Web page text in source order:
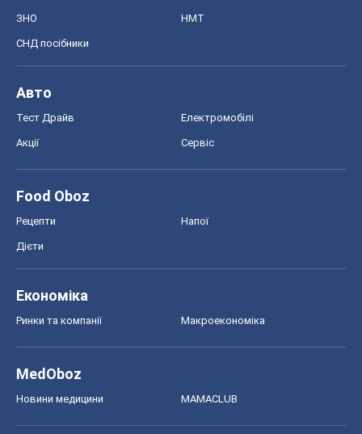
ЗНО НМТ
СНД посібники
Авто
Тест Драйв Електромобілі
Акції Сервіс
Food Oboz
Рецепти Напої
Дієти
Економіка
Ринки та компанії Макроекономіка
MedOboz
Новини медицини MAMACLUB